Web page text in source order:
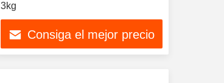
3kg
Consiga el mejor precio